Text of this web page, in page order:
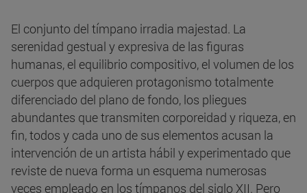
El conjunto del tímpano irradia majestad. La
serenidad gestual y expresiva de las figuras
humanas, el equilibrio compositivo, el volumen de los
cuerpos que adquieren protagonismo totalmente
diferenciado del plano de fondo, los pliegues
abundantes que transmiten corporeidad y riqueza, en
fin, todos y cada uno de sus elementos acusan la
intervención de un artista hábil y experimentado que
reviste de nueva forma un esquema numerosas
veces empleado en los tímpanos del siglo XII. Pero